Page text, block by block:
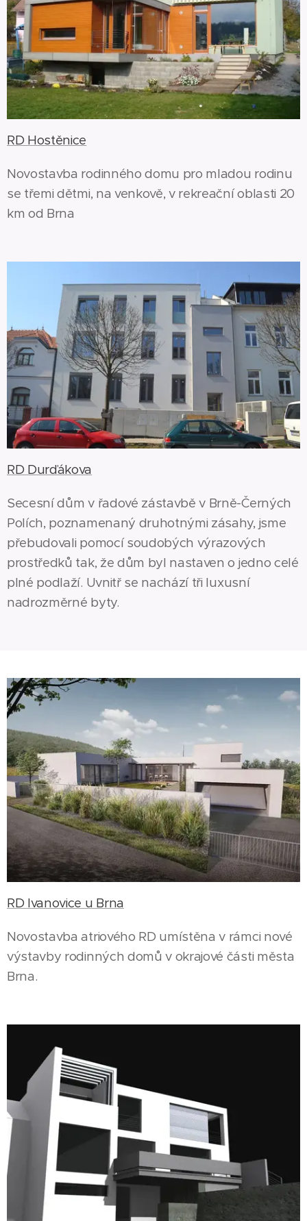
RD Hostěnice
Novostavba rodinného domu pro mladou rodinu
se třemi dětmi, na venkově, v rekreační oblasti 20
km od Brna
RD Durďákova
Secesní dům v řadové zástavbě v Brně-Černých
Polích, poznamenaný druhotnými zásahy, jsme
přebudovali pomocí soudobých výrazových
prostředků tak, že dům byl nastaven o jedno celé
plné podlaží. Uvnitř se nachází tři luxusní
nadrozměrné byty.
RD Ivanovice u Brna
Novostavba atriového RD umístěna v rámci nové
výstavby rodinných domů v okrajové části města
Brna.